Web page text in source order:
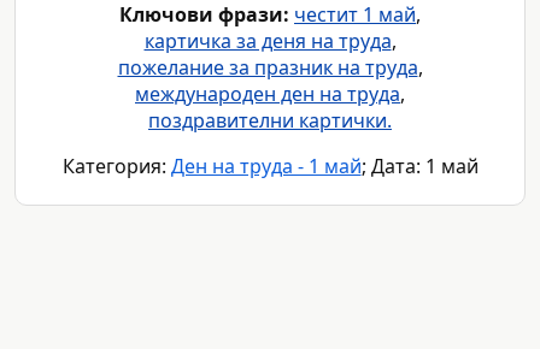
Ключови фрази: честит 1 май,
картичка за деня на труда,
пожелание за празник на труда,
международен ден на труда,
поздравителни картички.
Категория: Ден на труда - 1 май; Дата: 1 май